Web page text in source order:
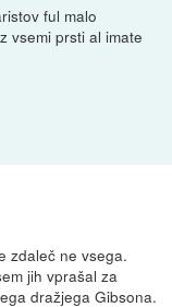
ful malo
vsemi prsti al imate
zdaleč ne vsega.
jih vprašal za
dražjega Gibsona.